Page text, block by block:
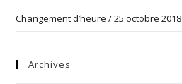
Changement d’heure / 25 octobre 2018
Archives